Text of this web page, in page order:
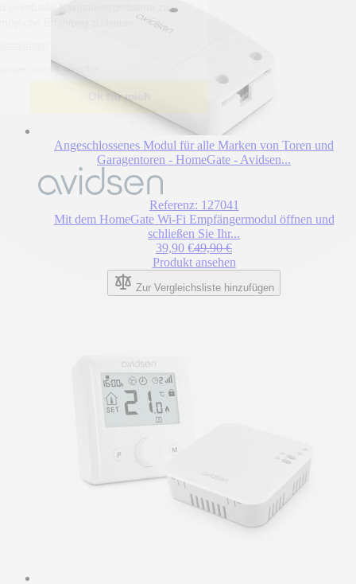
Angeschlossenes Modul für alle Marken von Toren und
Garagentoren - HomeGate - Avidsen...
Referenz: 127041
Mit dem HomeGate Wi-Fi Empfängermodul öffnen und
schließen Sie Ihr...
Sonderpreis
39,90 € Regulärer Preis
49,90 €
Produkt ansehen
Zur Vergleichsliste hinzufügen
Inhalte zu personalisieren und eventuelle Navigationsprobleme zu
erkennen, um Ihnen die bestmögliche Erfahrung zu bieten.
Ich wähle Ok für mich